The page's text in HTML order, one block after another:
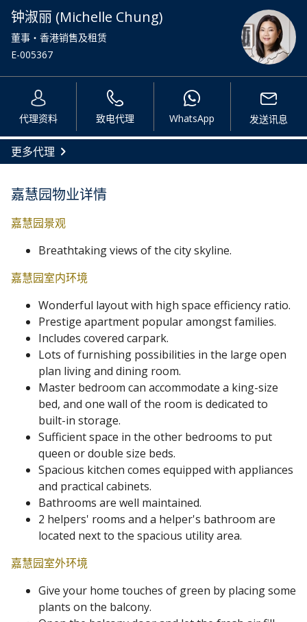
钟淑丽 (Michelle Chung)
董事・香港销售及租赁
E-005367
代理资料 致电代理 WhatsApp 发送讯息
更多代理
嘉慧园物业详情
嘉慧园景观
Breathtaking views of the city skyline.
嘉慧园室内环境
Wonderful layout with high space efficiency ratio.
Prestige apartment popular amongst families.
Includes covered carpark.
Lots of furnishing possibilities in the large open
plan living and dining room.
Master bedroom can accommodate a king-size
bed, and one wall of the room is dedicated to
built-in storage.
Sufficient space in the other bedrooms to put
queen or double size beds.
Spacious kitchen comes equipped with appliances
and practical cabinets.
Bathrooms are well maintained.
2 helpers' rooms and a helper's bathroom are
located next to the spacious utility area.
嘉慧园室外环境
Give your home touches of green by placing some
plants on the balcony.